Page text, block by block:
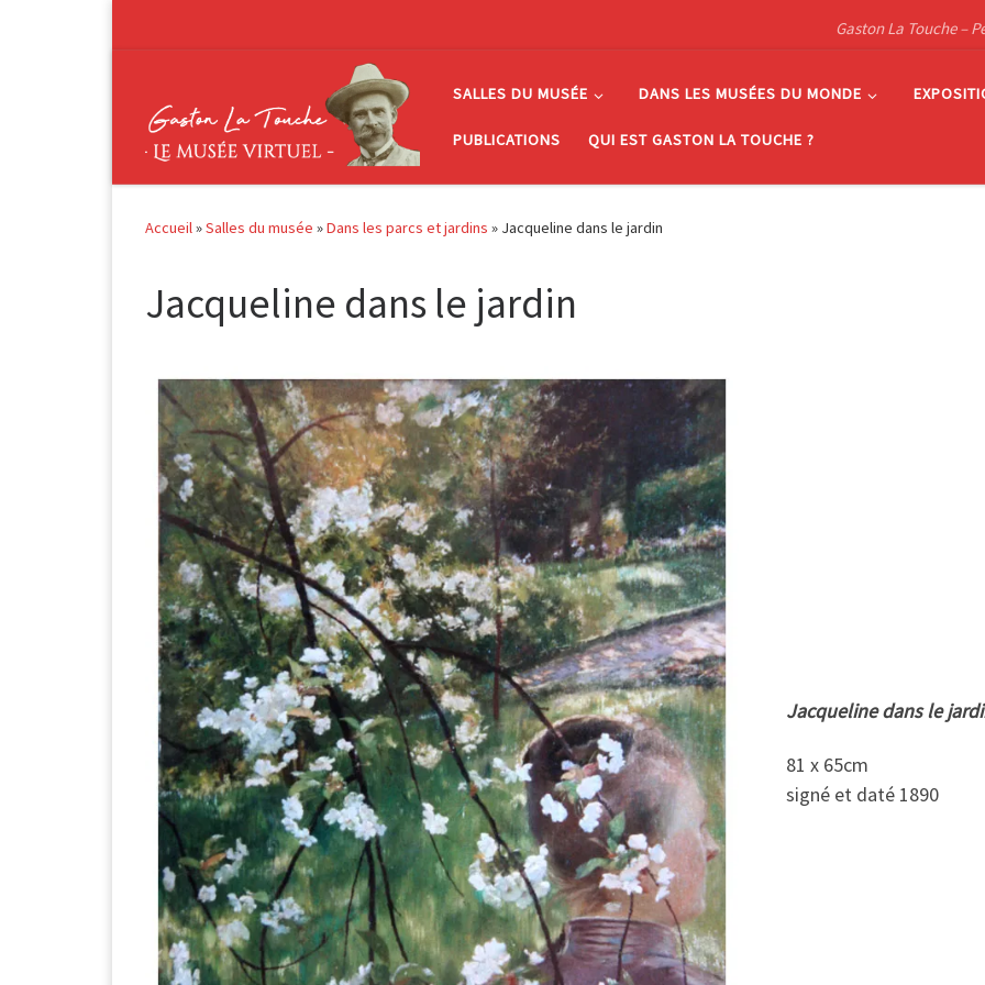
Gaston La Touche –
SALLES DU MUSÉE DANS LES MUSÉES DU MONDE
PUBLICATIONS QUI EST GASTON LA TOUCHE ?
Accueil»Salles du musée »Dans les parcs et jardins » Jacqueline dans le jardin
Jacqueline dans le jardin
Jacqueline dans le
81 x 65cm
signé et daté 1890